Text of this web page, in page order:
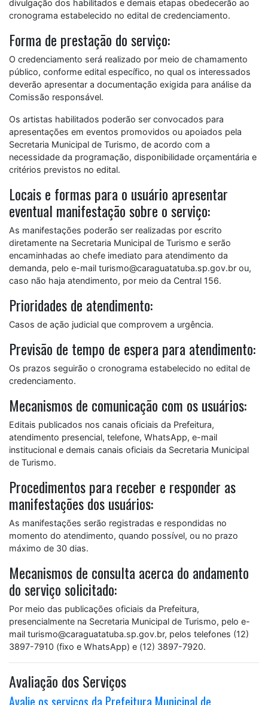
divulgação dos habilitados e demais etapas obedecerão ao
cronograma estabelecido no edital de credenciamento.
Forma de prestação do serviço:
O credenciamento será realizado por meio de chamamento
público, conforme edital específico, no qual os interessados
deverão apresentar a documentação exigida para análise da
Comissão responsável.
Os artistas habilitados poderão ser convocados para
apresentações em eventos promovidos ou apoiados pela
Secretaria Municipal de Turismo, de acordo com a
necessidade da programação, disponibilidade orçamentária e
critérios previstos no edital.
Locais e formas para o usuário apresentar
eventual manifestação sobre o serviço:
As manifestações poderão ser realizadas por escrito
diretamente na Secretaria Municipal de Turismo e serão
encaminhadas ao chefe imediato para atendimento da
demanda, pelo e-mail turismo@caraguatatuba.sp.gov.br ou,
caso não haja atendimento, por meio da Central 156.
Prioridades de atendimento:
Casos de ação judicial que comprovem a urgência.
Previsão de tempo de espera para atendimento:
Os prazos seguirão o cronograma estabelecido no edital de
credenciamento.
Mecanismos de comunicação com os usuários:
Editais publicados nos canais oficiais da Prefeitura,
atendimento presencial, telefone, WhatsApp, e-mail
institucional e demais canais oficiais da Secretaria Municipal
de Turismo.
Procedimentos para receber e responder as
manifestações dos usuários:
As manifestações serão registradas e respondidas no
momento do atendimento, quando possível, ou no prazo
máximo de 30 dias.
Mecanismos de consulta acerca do andamento
do serviço solicitado:
Por meio das publicações oficiais da Prefeitura,
presencialmente na Secretaria Municipal de Turismo, pelo e-
mail turismo@caraguatatuba.sp.gov.br, pelos telefones (12)
3897-7910 (fixo e WhatsApp) e (12) 3897-7920.
Avaliação dos Serviços